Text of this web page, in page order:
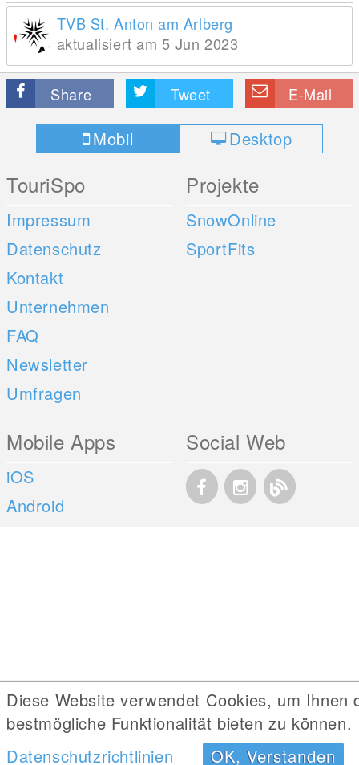
TVB St. Anton am Arlberg
aktualisiert am 5 Jun 2023
Share Tweet E-Mail
Mobil Desktop
TouriSpo
Impressum
Datenschutz
Kontakt
Unternehmen
FAQ
Newsletter
Umfragen
Projekte
SnowOnline
SportFits
Mobile Apps
iOS
Android
Social Web
Diese Website verwendet Cookies, um Ihnen
bestmögliche Funktionalität bieten zu können.
Datenschutzrichtlinien
OK, Verstanden